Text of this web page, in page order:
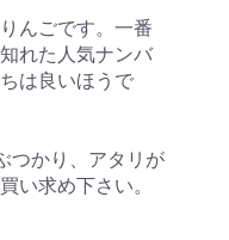
んごです。一番
れた人気ナンバ
は良いほうで
つかり、アタリが
い求め下さい。